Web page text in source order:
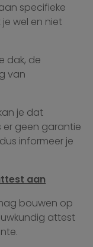
specifieke
wel en niet
dak, de
van
je dat
er geen garantie
informeer je
aan
bouwen op
attest